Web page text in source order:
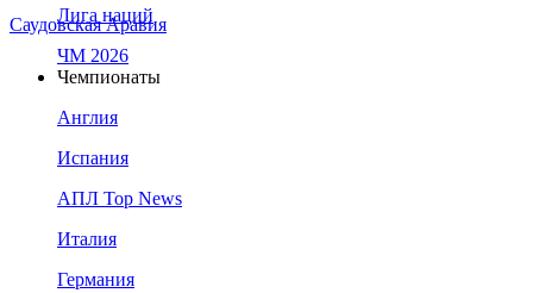
Саудовская Аравия
Лига наций
ЧМ 2026
Чемпионаты
Англия
Испания
АПЛ Top News
Италия
Германия